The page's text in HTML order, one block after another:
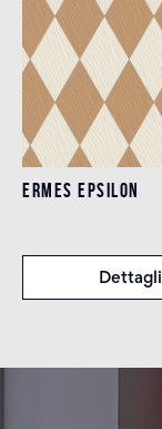
ERMES EPSILON
Dettagli